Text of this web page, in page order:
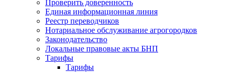
Проверить доверенность
Единая информационная линия
Реестр переводчиков
Нотариальное обслуживание агрогородков
Законодательство
Локальные правовые акты БНП
Тарифы
Тарифы